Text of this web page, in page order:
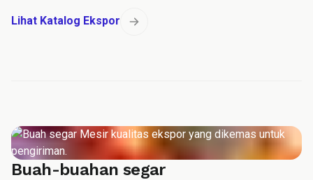
Lihat Katalog Ekspor
Buah-buahan segar